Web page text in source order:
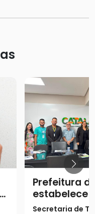
Prefeitura
estabelece
unificada
Secretaria de